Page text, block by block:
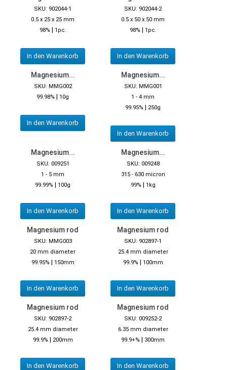
SKU: 902044-1
0.5 x 25 x 25 mm
98% | 1pc.
In den Warenkorb
SKU: 902044-2
0.5 x 50 x 50 mm
98% | 1pc.
In den Warenkorb
Magnesium...
SKU: MMG002
99.98% | 10g
In den Warenkorb
Magnesium...
SKU: MMG001
1 - 4 mm
99.95% | 250g
In den Warenkorb
Magnesium...
SKU: 009251
1 - 5 mm
99.99% | 100g
In den Warenkorb
Magnesium...
SKU: 009248
315 - 630 micron
99% | 1kg
In den Warenkorb
Magnesium rod
SKU: MMG003
20 mm diameter
99.95% | 150mm
In den Warenkorb
Magnesium rod
SKU: 902897-1
25.4 mm diameter
99.9% | 100mm
In den Warenkorb
Magnesium rod
SKU: 902897-2
25.4 mm diameter
99.9% | 200mm
In den Warenkorb
Magnesium rod
SKU: 009252-2
6.35 mm diameter
99.9+% | 300mm
In den Warenkorb